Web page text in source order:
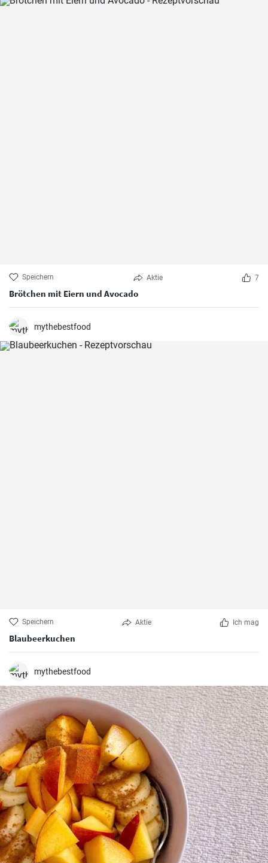
Speichern Aktie 7
Brötchen mit Eiern und Avocado
mythebestfood
Speichern Aktie Ich mag
Blaubeerkuchen
mythebestfood